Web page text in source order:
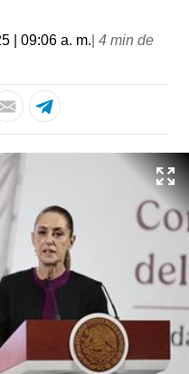
| 09:06 a. m. 4 min de